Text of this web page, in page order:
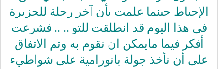
الإحباط حينما علمت بأن آخر رحلة للجزيرة
في هذا اليوم قد انطلقت للتو .. .. فشرعت
أفكر فيما مايمكن ان نقوم به وتم الاتفاق
على أن نأخذ جولة بانورامية على شواطيء